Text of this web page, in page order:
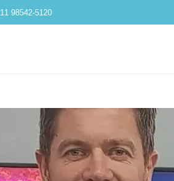
11 98542-5120